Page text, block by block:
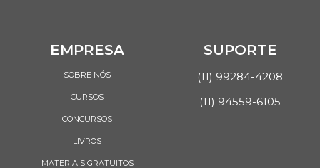
EMPRESA
SOBRE NÓS
CURSOS
CONCURSOS
LIVROS
MATERIAIS GRATUITOS
SUPORTE
(11) 99284-4208
(11) 94559-6105